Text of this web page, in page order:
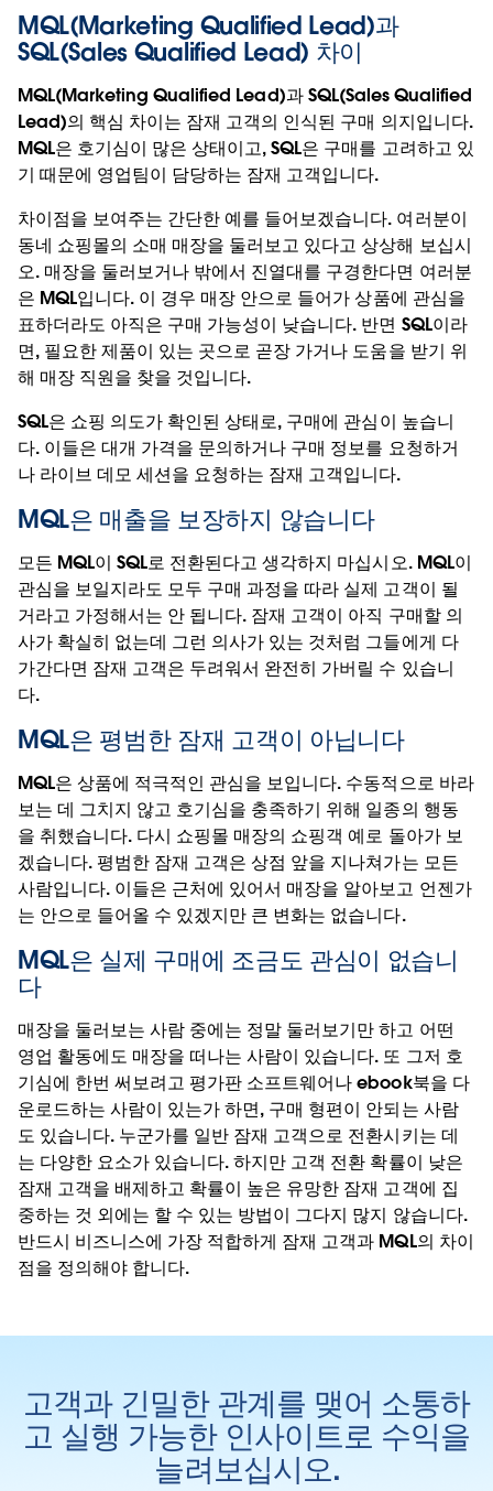
MQL(Marketing Qualified Lead)과
SQL(Sales Qualified Lead) 차이
MQL(Marketing Qualified Lead)과 SQL(Sales Qualified
Lead)의 핵심 차이는 잠재 고객의 인식된 구매 의지입니다.
MQL은 호기심이 많은 상태이고, SQL은 구매를 고려하고 있
기 때문에 영업팀이 담당하는 잠재 고객입니다.
차이점을 보여주는 간단한 예를 들어보겠습니다. 여러분이
동네 쇼핑몰의 소매 매장을 둘러보고 있다고 상상해 보십시
오. 매장을 둘러보거나 밖에서 진열대를 구경한다면 여러분
은 MQL입니다. 이 경우 매장 안으로 들어가 상품에 관심을
표하더라도 아직은 구매 가능성이 낮습니다. 반면 SQL이라
면, 필요한 제품이 있는 곳으로 곧장 가거나 도움을 받기 위
해 매장 직원을 찾을 것입니다.
SQL은 쇼핑 의도가 확인된 상태로, 구매에 관심이 높습니
다. 이들은 대개 가격을 문의하거나 구매 정보를 요청하거
나 라이브 데모 세션을 요청하는 잠재 고객입니다.
MQL은 매출을 보장하지 않습니다
모든 MQL이 SQL로 전환된다고 생각하지 마십시오. MQL이
관심을 보일지라도 모두 구매 과정을 따라 실제 고객이 될
거라고 가정해서는 안 됩니다. 잠재 고객이 아직 구매할 의
사가 확실히 없는데 그런 의사가 있는 것처럼 그들에게 다
가간다면 잠재 고객은 두려워서 완전히 가버릴 수 있습니
다.
MQL은 평범한 잠재 고객이 아닙니다
MQL은 상품에 적극적인 관심을 보입니다. 수동적으로 바라
보는 데 그치지 않고 호기심을 충족하기 위해 일종의 행동
을 취했습니다. 다시 쇼핑몰 매장의 쇼핑객 예로 돌아가 보
겠습니다. 평범한 잠재 고객은 상점 앞을 지나쳐가는 모든
사람입니다. 이들은 근처에 있어서 매장을 알아보고 언젠가
는 안으로 들어올 수 있겠지만 큰 변화는 없습니다.
MQL은 실제 구매에 조금도 관심이 없습니
다
매장을 둘러보는 사람 중에는 정말 둘러보기만 하고 어떤
영업 활동에도 매장을 떠나는 사람이 있습니다. 또 그저 호
기심에 한번 써보려고 평가판 소프트웨어나 ebook북을 다
운로드하는 사람이 있는가 하면, 구매 형편이 안되는 사람
도 있습니다. 누군가를 일반 잠재 고객으로 전환시키는 데
는 다양한 요소가 있습니다. 하지만 고객 전환 확률이 낮은
잠재 고객을 배제하고 확률이 높은 유망한 잠재 고객에 집
중하는 것 외에는 할 수 있는 방법이 그다지 많지 않습니다.
반드시 비즈니스에 가장 적합하게 잠재 고객과 MQL의 차이
점을 정의해야 합니다.
고객과 긴밀한 관계를 맺어 소통하
고 실행 가능한 인사이트로 수익을
늘려보십시오.